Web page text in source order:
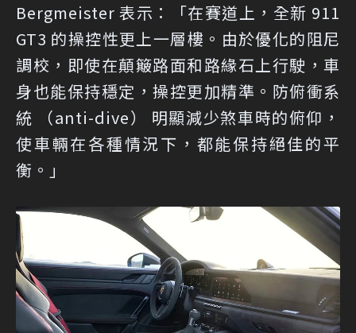
Bergmeister 表示：「在賽道上，全新 911
GT3 的操控性更上一層樓。由於優化的阻尼
調校，即使在顛簸路面和路緣石上行駛，車
身也能保持穩定，操控更加精準。防俯衝系
統 （anti-dive） 明顯減少煞車時的俯仰，
使車輛在各種情況下，都能保持絕佳的平
衡。」